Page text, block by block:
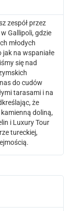
zespół przez
Gallipoli, gdzie
młodych
na wspaniałe
się nad
do cudów
tarasami i na
że
doliną,
i Luxury Tour
tureckiej,